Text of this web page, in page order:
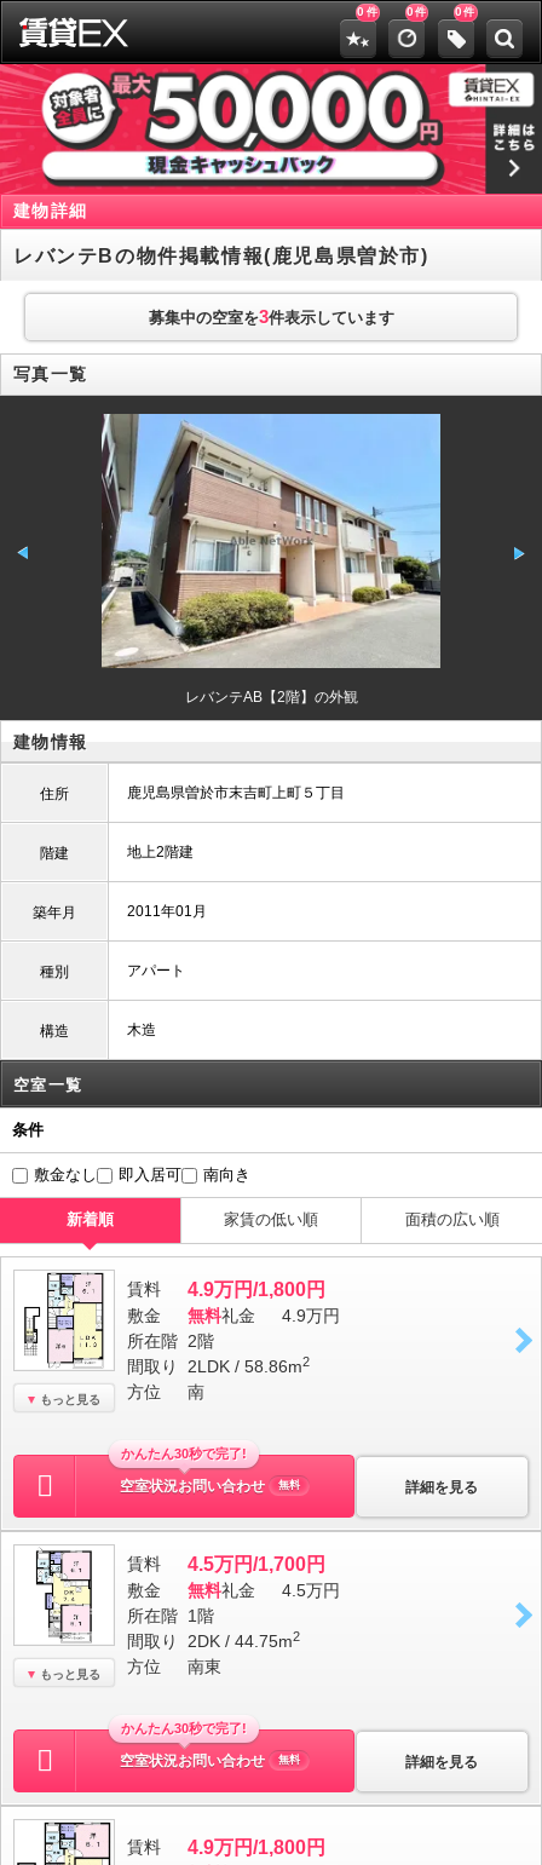
0 件 0件 0件
建物詳細
レバンテBの物件掲載情報(鹿児島県曽於市)
募集中の空室を3件表示しています
写真一覧
レバンテAB【2階】の外観
建物情報
住所 鹿児島県曽於市末吉町上町５丁目
階建 地上2階建
築年月 2011年01月
種別 アパート
構造 木造
空室一覧
条件
敷金なし 即入居可 南向き
新着順 家賃の低い順 面積の広い順
もっと見る
賃料 4.9万円/1,800円
敷金 無料礼金
4.9万円
所在階 2階
間取り
2LDK / 58.86m2
方位 南
詳細を見る
かんたん30秒で完了!
空室状況お問い合わせ 無料
もっと見る
賃料 4.5万円/1,700円
敷金 無料礼金
4.5万円
所在階 1階
間取り
2DK / 44.75m2
方位 南東
詳細を見る
かんたん30秒で完了!
空室状況お問い合わせ 無料
賃料 4.9万円/1,800円